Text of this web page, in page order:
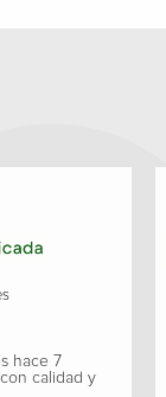
hace 7
calidad y